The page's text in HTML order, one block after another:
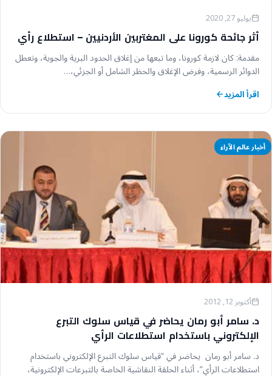
يوليو 27, 2020
أثر جائحة كورونا على المغتربين الأردنيين – استطلاع رأي
مقدمة: كان لازمة كورونا، وما تبعها من إغلاق الحدود البرية والجوية، وتعطل
الدوائر الرسمية، وفرض الإغلاق والحظر الشامل أو الجزئي،…
اقرأ المزيد
أخبار عالم الآراء
أكتوبر 12, 2012
د. سامر أبو رمان يحاضر في قياس سلوك التبرع
الإلكتروني باستخدام استطلاعات الرأي
د. سامر أبو رمان يحاضر في “قياس سلوك التبرع الإلكتروني باستخدام
استطلاعات الرأي”، أثناء الحلقة النقاشية الخاصة بالتبرعات الإلكترونية،